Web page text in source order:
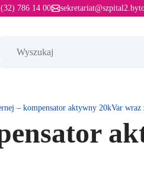
786 14 00 Adres e-mail:
– kompensator aktywny 20kVar wraz